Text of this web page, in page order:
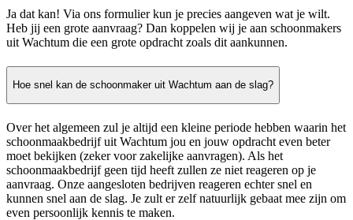
Ja dat kan! Via ons formulier kun je precies aangeven wat je wilt.
Heb jij een grote aanvraag? Dan koppelen wij je aan schoonmakers
uit Wachtum die een grote opdracht zoals dit aankunnen.
Hoe snel kan de schoonmaker uit Wachtum aan de slag?
Over het algemeen zul je altijd een kleine periode hebben waarin het
schoonmaakbedrijf uit Wachtum jou en jouw opdracht even beter
moet bekijken (zeker voor zakelijke aanvragen). Als het
schoonmaakbedrijf geen tijd heeft zullen ze niet reageren op je
aanvraag. Onze aangesloten bedrijven reageren echter snel en
kunnen snel aan de slag. Je zult er zelf natuurlijk gebaat mee zijn om
even persoonlijk kennis te maken.